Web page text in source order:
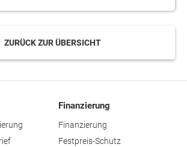
ZURÜCK ZUR ÜBERSICHT
Finanzierung
Finanzierung
Festpreis-Schutz